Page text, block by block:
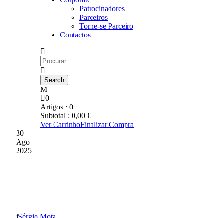
Patrocinadores
Parceiros
Torne-se Parceiro
Contactos
0
Artigos : 0
Subtotal : 0,00 €
Ver CarrinhoFinalizar Compra
30
Ago
2025
Sérgio Mota